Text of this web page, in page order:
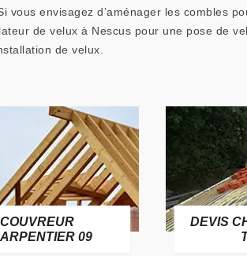
vous envisagez d’aménager les combles
de velux à Nescus pour une pose de
de velux.
COUVREUR
09
DEVIS